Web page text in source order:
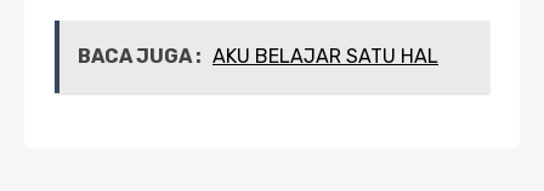
BACA JUGA : AKU BELAJAR SATU HAL